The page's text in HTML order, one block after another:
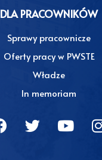
DLA PRACOWNIKÓW
Sprawy pracownicze
Oferty pracy w PWSTE
Władze
In memoriam